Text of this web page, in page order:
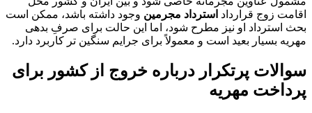
اقامت زوج قرارداد استرداد مجرمین وجود داشته باشد، ممکن است
بحث استرداد او نیز مطرح شود، اما این حالت برای صرفِ بدهی
مهریه بسیار بعید است و معمولاً برای جرایم سنگین تر کاربرد دارد.
سوالات پرتکرار درباره خروج از کشور برای
پرداخت مهریه